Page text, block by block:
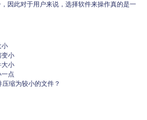
因此对于用户来说，选择软件来操作真的是一
小
小
小
点
压缩为较小的文件？